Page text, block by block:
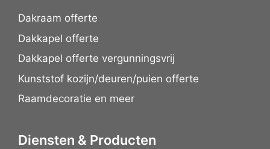
Dakraam offerte
Dakkapel offerte
Dakkapel offerte vergunningsvrij
Kunststof kozijn/deuren/puien offerte
Raamdecoratie en meer
Diensten & Producten